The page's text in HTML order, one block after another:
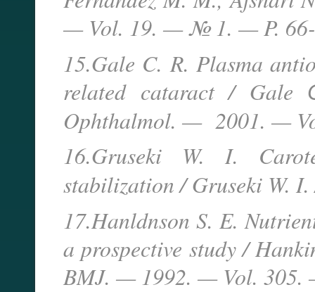
— Vol. 19. — № 1. — P.
15.Gale C. R. Plasma
related cataract /
Ophthalmol. — 2001. —
16.Gruseki W. I.
stabilization / Gruseki W.
17.Hanldnson S. E.
a prospective study /
BMJ. — 1992. — Vol. 305.